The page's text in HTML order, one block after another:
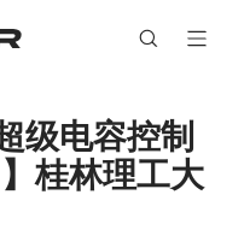
级电容控制
桂林理工大